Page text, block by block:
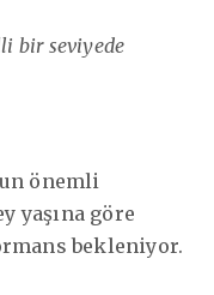
bir seviyede
önemli
yaşına göre
bekleniyor.